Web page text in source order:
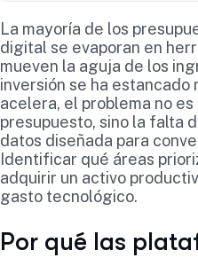
La mayoría de los
digital se evaporan en
mueven la aguja de los
inversión se ha
acelera, el problema no
presupuesto, sino la falta
datos diseñada para
Identificar qué áreas
adquirir un activo
gasto tecnológico.
Por qué las